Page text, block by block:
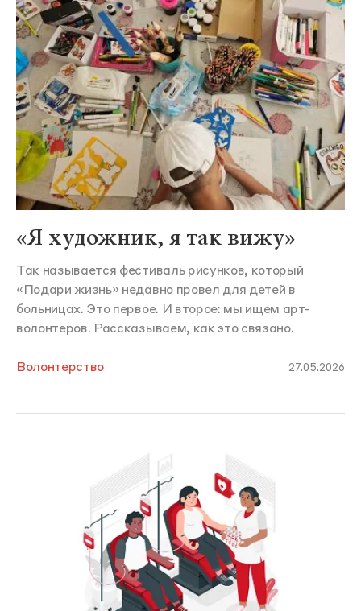
«Я художник, я так вижу»
Так называется фестиваль рисунков, который
«Подари жизнь» недавно провел для детей в
больницах. Это первое. И второе: мы ищем арт-
волонтеров. Рассказываем, как это связано.
Волонтерство 27.05.2026